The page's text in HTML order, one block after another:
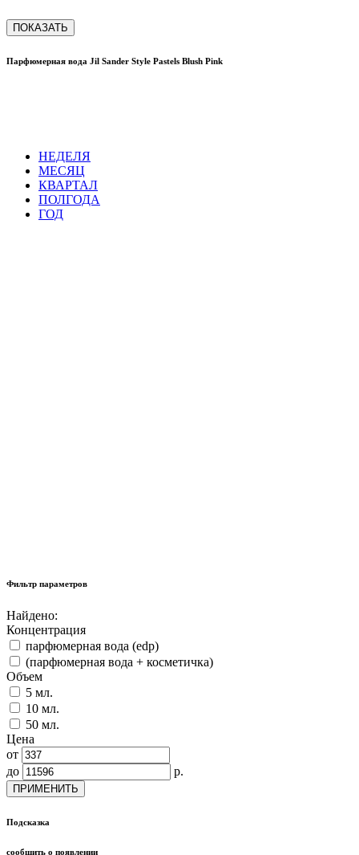
ПОКАЗАТЬ
Парфюмерная вода Jil Sander Style Pastels Blush Pink
НЕДЕЛЯ
МЕСЯЦ
КВАРТАЛ
ПОЛГОДА
ГОД
Фильтр параметров
Найдено:
Концентрация
парфюмерная вода (edp)
(парфюмерная вода + косметичка)
Объем
5 мл.
10 мл.
50 мл.
Цена
от
до
р.
ПРИМЕНИТЬ
Подсказка
сообщить о появлении